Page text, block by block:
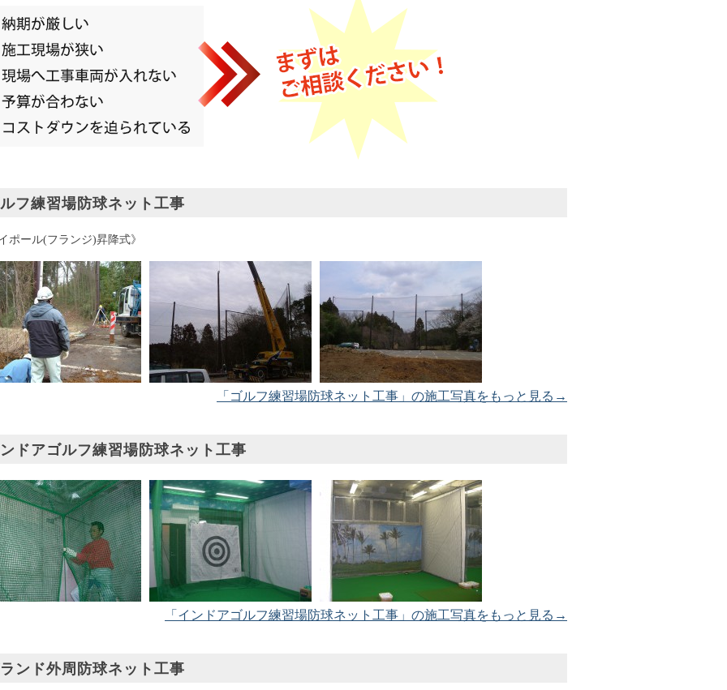
フ練習場防球ネット工事
ポール(フランジ)昇降式》
「ゴルフ練習場防球ネット工事」の施工写真をもっと見る→
ドアゴルフ練習場防球ネット工事
「インドアゴルフ練習場防球ネット工事」の施工写真をもっと見る→
ンド外周防球ネット工事